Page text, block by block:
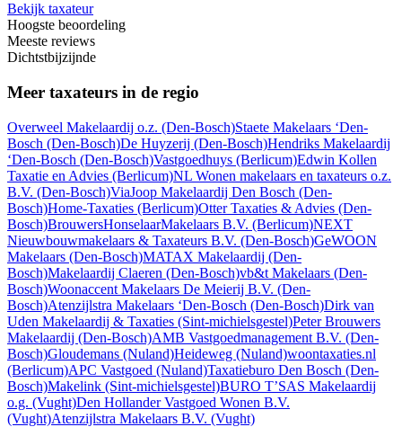
Bekijk taxateur
Hoogste beoordeling
Meeste reviews
Dichtstbijzijnde
Meer taxateurs in de regio
Overweel Makelaardij o.z. (Den-Bosch)Staete Makelaars ‘Den-
Bosch (Den-Bosch)De Huyzerij (Den-Bosch)Hendriks Makelaardij
‘Den-Bosch (Den-Bosch)Vastgoedhuys (Berlicum)Edwin Kollen
Taxatie en Advies (Berlicum)NL Wonen makelaars en taxateurs o.z.
B.V. (Den-Bosch)ViaJoop Makelaardij Den Bosch (Den-
Bosch)Home-Taxaties (Berlicum)Otter Taxaties & Advies (Den-
Bosch)BrouwersHonselaarMakelaars B.V. (Berlicum)NEXT
Nieuwbouwmakelaars & Taxateurs B.V. (Den-Bosch)GeWOON
Makelaars (Den-Bosch)MATAX Makelaardij (Den-
Bosch)Makelaardij Claeren (Den-Bosch)vb&t Makelaars (Den-
Bosch)Woonaccent Makelaars De Meierij B.V. (Den-
Bosch)Atenzijlstra Makelaars ‘Den-Bosch (Den-Bosch)Dirk van
Uden Makelaardij & Taxaties (Sint-michielsgestel)Peter Brouwers
Makelaardij (Den-Bosch)AMB Vastgoedmanagement B.V. (Den-
Bosch)Gloudemans (Nuland)Heideweg (Nuland)woontaxaties.nl
(Berlicum)APC Vastgoed (Nuland)Taxatieburo Den Bosch (Den-
Bosch)Makelink (Sint-michielsgestel)BURO T’SAS Makelaardij
o.g. (Vught)Den Hollander Vastgoed Wonen B.V.
(Vught)Atenzijlstra Makelaars B.V. (Vught)